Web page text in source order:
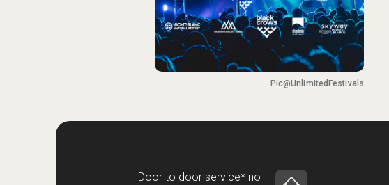
Pic@UnlimitedFestivals
Door to door service* no